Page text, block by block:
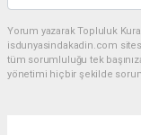
Yorum yazarak Topluluk
isdunyasindakadin.com
tüm sorumluluğu tek
yönetimi hiçbir şekilde